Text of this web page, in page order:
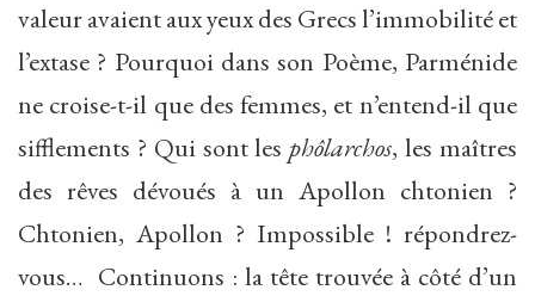
valeur avaient aux yeux des Grecs l’immobilité et
l’extase ? Pourquoi dans son Poème, Parménide
ne croise-t-il que des femmes, et n’entend-il que
sifflements ? Qui sont lesphôlarchos, les maîtres
des rêves dévoués à un Apollon chtonien ?
Chtonien, Apollon ? Impossible ! répondrez-
vous… Continuons : la tête trouvée à côté d’un